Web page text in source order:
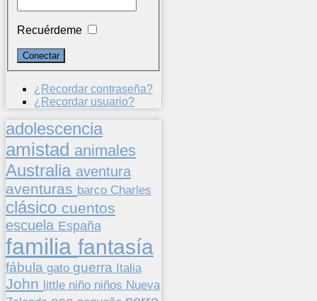
Recuérdeme
¿Recordar contraseña?
¿Recordar usuario?
adolescencia
amistad animales
Australia aventura
aventuras barco Charles
clásico cuentos
escuela España
familia fantasía
fábula gato guerra Italia
John little niño niños Nueva